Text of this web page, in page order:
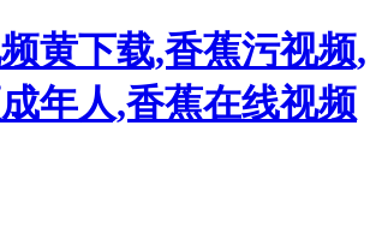
黄下载,香蕉污视频,
年人,香蕉在线视频